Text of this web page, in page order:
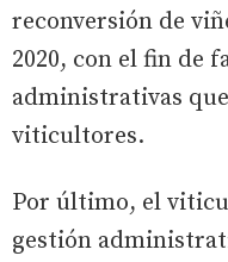
reconversión de
2020, con el fin de
administrativas
viticultores.
Por último, el
gestión